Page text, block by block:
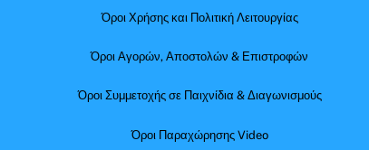
Όροι Χρήσης και Πολιτική Λειτουργίας
Όροι Αγορών, Αποστολών & Επιστροφών
Όροι Συμμετοχής σε Παιχνίδια & Διαγωνισμούς
Όροι Παραχώρησης Video